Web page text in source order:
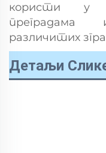
користи у
различитих
Детаљи